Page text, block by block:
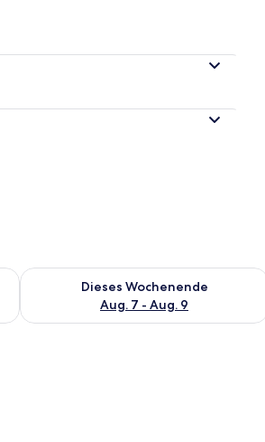
Aug. 7 - Aug. 8.
Dieses Wochenende
Aug. 7 - Aug. 9
Überprüfe die Verfügbarkeit für
Lampe, einem Spiegel und einer Tür.